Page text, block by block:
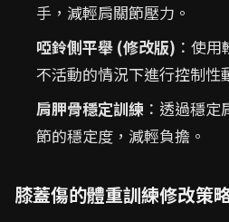
手，減輕肩關節壓力。
啞鈴側平舉 (修改版) ：使
不活動的情況下進行控制性
肩胛骨穩定訓練 ：透過穩
節的穩定度，減輕負擔。
膝蓋傷的體重訓練修改策